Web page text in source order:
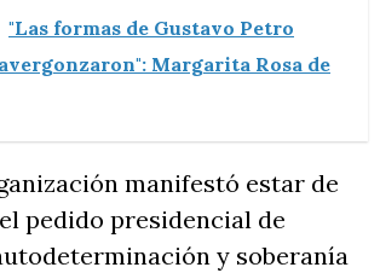
"Las formas de Gustavo Petro
Margarita Rosa de
manifestó estar de
pedido presidencial de
y soberanía